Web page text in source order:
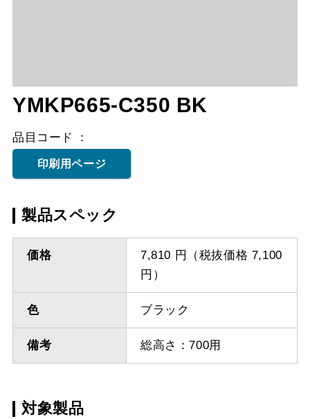
YMKP665-C350 BK
品目コード
印刷用ページ
製品スペック
価格
7,810 円（税抜価格 7,100
円）
色 ブラック
備考 総高さ：700用
対象製品